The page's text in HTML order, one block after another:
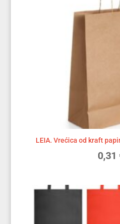
LEIA. Vrećica od kraft
0,31